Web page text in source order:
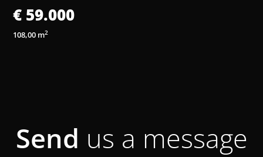
€ 59.000
108,00 m2
Send us a message